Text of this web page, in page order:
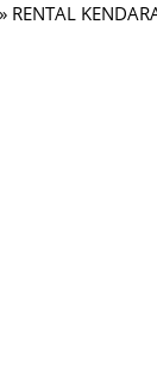
» RENTAL